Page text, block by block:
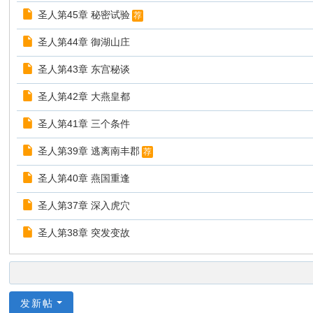
圣人第45章 秘密试验 荐
圣人第44章 御湖山庄
圣人第43章 东宫秘谈
圣人第42章 大燕皇都
圣人第41章 三个条件
圣人第39章 逃离南丰郡 荐
圣人第40章 燕国重逢
圣人第37章 深入虎穴
圣人第38章 突发变故
发新帖